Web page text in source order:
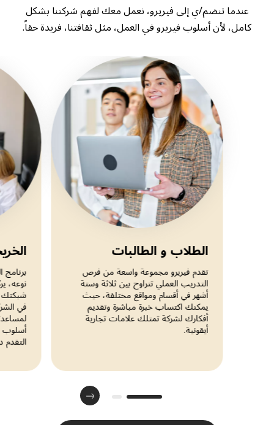
عندما تنضم/ي إلى فيريرو، نعمل معك لفهم شركتنا بشكل
كامل، لأن أسلوب فيريرو في العمل، مثل ثقافتنا، فريدة حقاً.
الطلاب و الطالبات
تقدم فيريرو مجموعة واسعة من فرص
التدريب العملي تتراوح بين ثلاثة وستة
أشهر في أقسام ومواقع مختلفة، حيث
يمكنك اكتساب خبرة مباشرة وتقديم
أفكارك لشركة تمتلك علامات تجارية
أيقونية.
نوعه،
شبكتك
أسلوب